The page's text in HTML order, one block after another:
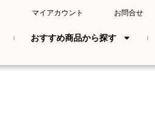
マイアカウント お問合せ
おすすめ商品から探す